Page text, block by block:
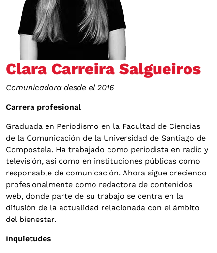
Clara Carreira Salgueiros
Comunicadora desde el 2016
Carrera profesional
Graduada en Periodismo en la Facultad de Ciencias
de la Comunicación de la Universidad de Santiago de
Compostela. Ha trabajado como periodista en radio y
televisión, así como en instituciones públicas como
responsable de comunicación. Ahora sigue creciendo
profesionalmente como redactora de contenidos
web, donde parte de su trabajo se centra en la
difusión de la actualidad relacionada con el ámbito
del bienestar.
Inquietudes